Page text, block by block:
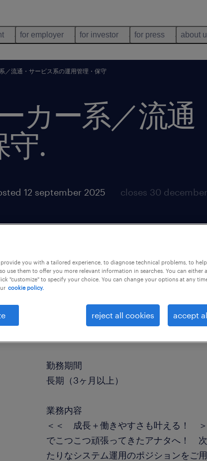
for employer for investor for press about
／流通・サービス系の運用管理・保守
カー系／流通
守.
12 september 2025 closes 30
勤務期間
長期（3ヶ月以上）
業務内容
＜＜ 成長＋働きやすさも叶える！
でこつこつ頑張ってきたアナタへ！
たりなシステム運用のポジションを
provide you with a tailored experience, to diagnose technical problems, to
use them to offer you more relevant information in searches. You can either
"customize" to specify your choice. You can change your options at any
cookie policy.
reject all cookies accept